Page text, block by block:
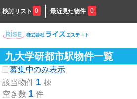
検討リスト 0 最近見た物件 0
九大学研都市駅物件一覧
募集中のみ表示
該当物件 1 棟
空き数 1 件